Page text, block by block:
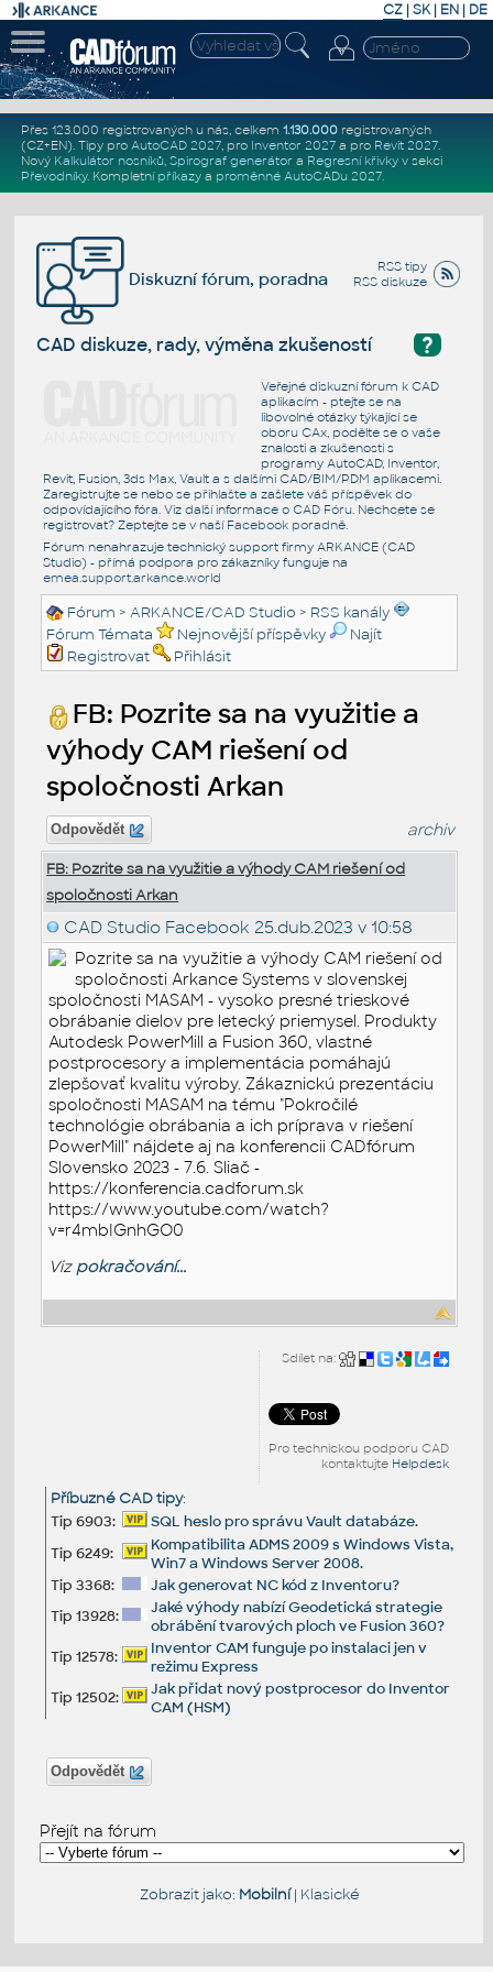
CZ | SK| EN | DE
Přes 123.000 registrovaných u nás, celkem 1.130.000registrovaných
(CZ+EN). Tipy pro AutoCAD 2027, pro Inventor 2027a pro Revit 2027.
Nový Kalkulátor nosníků, Spirograf generátor a Regresní křivkyv sekci
Převodníky. Kompletní příkazya proměnné AutoCADu 2027.
RSS tipy
RSS diskuze
Diskuzní fórum, poradna
?
CAD diskuze, rady, výměna zkušeností
Veřejné diskuzní fórum k CAD
aplikacím - ptejte se na
libovolné otázky týkající se
oboru CAx, podělte se o vaše
znalosti a zkušenosti s
programy AutoCAD, Inventor,
Revit, Fusion, 3ds Max, Vault a s dalšími CAD/BIM/PDM aplikacemi.
Zaregistrujte se nebo se přihlašte a zašlete váš příspěvek do
odpovídajícího fóra. Viz další informace o CAD Fóru. Nechcete se
registrovat? Zeptejte se v naší Facebook poradně.
Fórum nenahrazuje technický support firmy ARKANCE (CAD
Studio) - přímá podpora pro zákazníky funguje na
emea.support.arkance.world
Fórum >ARKANCE/CAD Studio > RSS kanály
Fórum Témata
Nejnovější příspěvky
Najít
Registrovat
Přihlásit
FB: Pozrite sa na využitie a
výhody CAM riešení od
spoločnosti Arkan
Odpovědět archiv
FB: Pozrite sa na využitie a výhody CAM riešení od
spoločnosti Arkan
CAD Studio Facebook 25.dub.2023 v 10:58
Pozrite sa na využitie a výhody CAM riešení od
spoločnosti Arkance Systems v slovenskej
spoločnosti MASAM - vysoko presné trieskové
obrábanie dielov pre letecký priemysel. Produkty
Autodesk PowerMill a Fusion 360, vlastné
postprocesory a implementácia pomáhajú
zlepšovať kvalitu výroby. Zákaznickú prezentáciu
spoločnosti MASAM na tému "Pokročilé
technológie obrábania a ich príprava v riešení
PowerMill" nájdete aj na konferencii CADfórum
Slovensko 2023 - 7.6. Sliač -
https://konferencia.cadforum.sk
https://www.youtube.com/watch?
v=r4mbIGnhGO0
Viz pokračování...
Sdílet na:
Pro technickou podporu CAD
kontaktujte Helpdesk
Příbuzné CAD tipy:
Tip 6903:
SQL heslo pro správu Vault databáze.
Tip 6249:
Kompatibilita ADMS 2009 s Windows Vista,
Win7 a Windows Server 2008.
Tip 3368:
Jak generovat NC kód z Inventoru?
Tip 13928:
Jaké výhody nabízí Geodetická strategie
obrábění tvarových ploch ve Fusion 360?
Tip 12578:
Inventor CAM funguje po instalaci jen v
režimu Express
Tip 12502:
Jak přidat nový postprocesor do Inventor
CAM (HSM)
Odpovědět
Přejít na fórum
Zobrazit jako: Mobilní| Klasické